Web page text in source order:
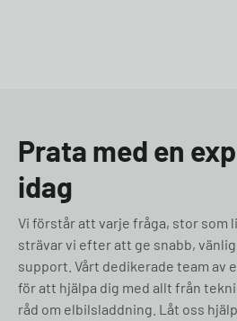
Prata med en
idag
Vi förstår att varje fråga, stor som
strävar vi efter att ge snabb,
support. Vårt dedikerade team av
för att hjälpa dig med allt från
råd om elbilsladdning. Låt oss